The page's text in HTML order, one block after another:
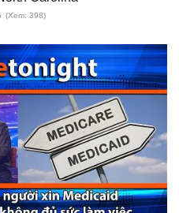
(Xem: 398)